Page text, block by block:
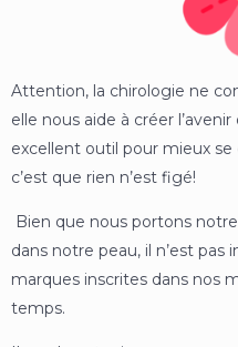
Attention, la chirologie ne
elle nous aide à créer
excellent outil pour mieux
c’est que rien n’est figé!
Bien que nous portons
dans notre peau, il n’est
marques inscrites dans nos
temps.